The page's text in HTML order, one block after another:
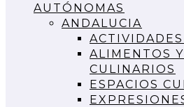
AUTÓNOMAS
ANDALUCIA
ALIMENTOS
CULINARIOS
ESPACIOS